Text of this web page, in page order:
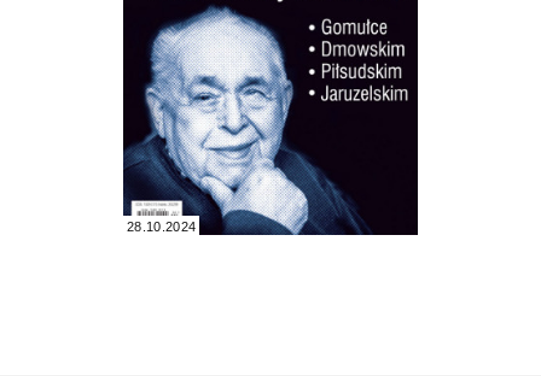
28.10.2024